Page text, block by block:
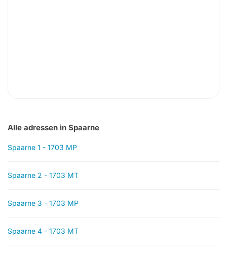
Alle adressen in Spaarne
Spaarne 1 - 1703 MP
Spaarne 2 - 1703 MT
Spaarne 3 - 1703 MP
Spaarne 4 - 1703 MT